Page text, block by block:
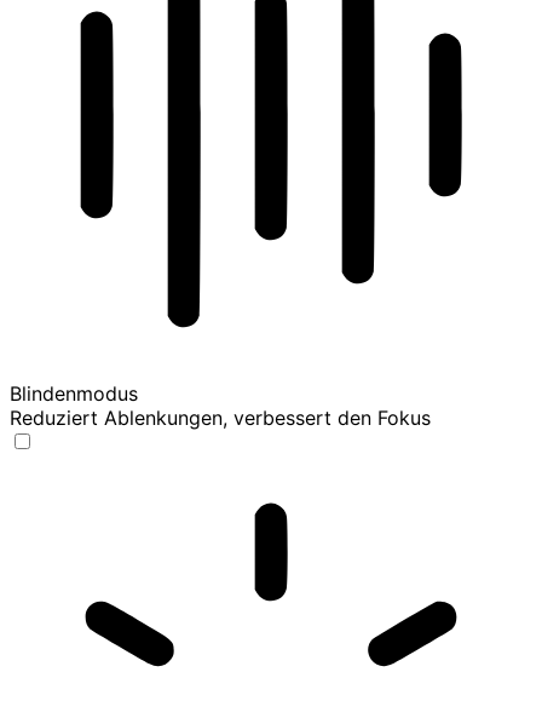
Blindenmodus
Reduziert Ablenkungen, verbessert den Fokus